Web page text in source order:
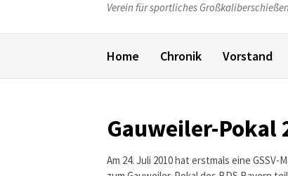
Verein für sportliches Großkaliberschießen
Home Chronik Vorstand
Gauweiler-Pokal
Am 24. Juli 2010 hat erstmals eine